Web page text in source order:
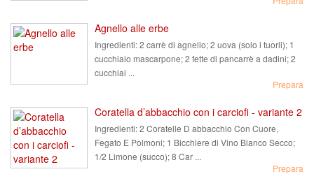
Agnello alle erbe
Ingredienti:2 carrè di agnello; 2 uova (solo i tuorli); 1
cucchiaio mascarpone; 2 fette di pancarrè a dadini; 2
cucchiai ...
Prepara
Coratella d’abbacchio con i carciofi - variante 2
Ingredienti:2 Coratelle D abbacchio Con Cuore,
Fegato E Polmoni; 1 Bicchiere di Vino Bianco Secco;
1/2 Limone (succo); 8 Car ...
Prepara